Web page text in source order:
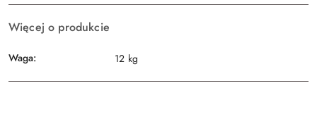
Więcej o produkcie
Waga: 12 kg